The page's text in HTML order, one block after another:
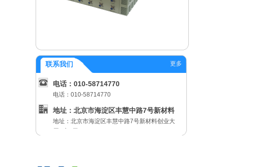
联系我们 更多
电话：010-58714770
电话：010-58714770
地址：北京市海淀区丰慧中路7号新材料
创业
地址：北京市海淀区丰慧中路7号新材料创业大